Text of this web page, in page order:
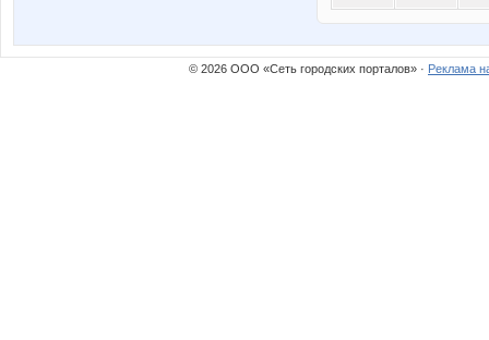
© 2026 ООО «Сеть городских порталов» · Реклама